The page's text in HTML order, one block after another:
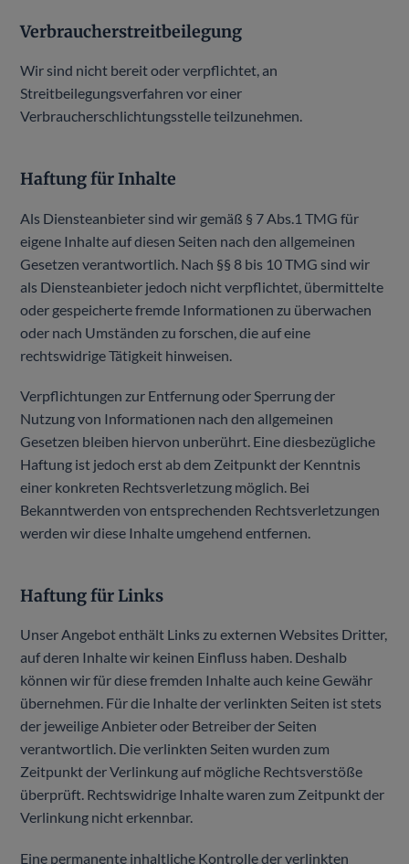
Verbraucherstreitbeilegung
Wir sind nicht bereit oder verpflichtet, an
Streitbeilegungsverfahren vor einer
Verbraucherschlichtungsstelle teilzunehmen.
Haftung für Inhalte
Als Diensteanbieter sind wir gemäß § 7 Abs.1 TMG für
eigene Inhalte auf diesen Seiten nach den allgemeinen
Gesetzen verantwortlich. Nach §§ 8 bis 10 TMG sind wir
als Diensteanbieter jedoch nicht verpflichtet, übermittelte
oder gespeicherte fremde Informationen zu überwachen
oder nach Umständen zu forschen, die auf eine
rechtswidrige Tätigkeit hinweisen.
Verpflichtungen zur Entfernung oder Sperrung der
Nutzung von Informationen nach den allgemeinen
Gesetzen bleiben hiervon unberührt. Eine diesbezügliche
Haftung ist jedoch erst ab dem Zeitpunkt der Kenntnis
einer konkreten Rechtsverletzung möglich. Bei
Bekanntwerden von entsprechenden Rechtsverletzungen
werden wir diese Inhalte umgehend entfernen.
Haftung für Links
Unser Angebot enthält Links zu externen Websites Dritter,
auf deren Inhalte wir keinen Einfluss haben. Deshalb
können wir für diese fremden Inhalte auch keine Gewähr
übernehmen. Für die Inhalte der verlinkten Seiten ist stets
der jeweilige Anbieter oder Betreiber der Seiten
verantwortlich. Die verlinkten Seiten wurden zum
Zeitpunkt der Verlinkung auf mögliche Rechtsverstöße
überprüft. Rechtswidrige Inhalte waren zum Zeitpunkt der
Verlinkung nicht erkennbar.
Eine permanente inhaltliche Kontrolle der verlinkten